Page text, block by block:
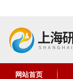
网站首页